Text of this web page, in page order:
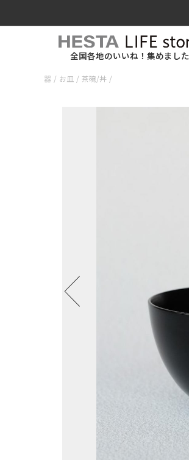
全国各地のいいね！集めました
器 / お皿 / 茶碗/丼 /